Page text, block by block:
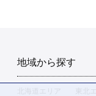
地域から探す